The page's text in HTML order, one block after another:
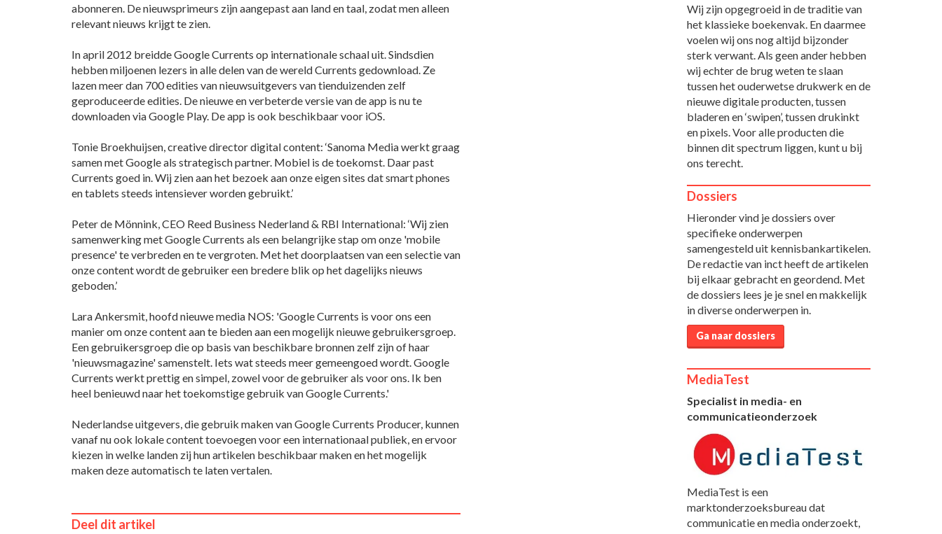
abonneren. De nieuwsprimeurs zijn aangepast aan land en taal, zodat men alleen
relevant nieuws krijgt te zien.
In april 2012 breidde Google Currents op internationale schaal uit. Sindsdien
hebben miljoenen lezers in alle delen van de wereld Currents gedownload. Ze
lazen meer dan 700 edities van nieuwsuitgevers van tienduizenden zelf
geproduceerde edities. De nieuwe en verbeterde versie van de app is nu te
downloaden via Google Play. De app is ook beschikbaar voor iOS.
Tonie Broekhuijsen, creative director digital content: ‘Sanoma Media werkt graag
samen met Google als strategisch partner. Mobiel is de toekomst. Daar past
Currents goed in. Wij zien aan het bezoek aan onze eigen sites dat smart phones
en tablets steeds intensiever worden gebruikt.’
Peter de Mönnink, CEO Reed Business Nederland & RBI International: ‘Wij zien
samenwerking met Google Currents als een belangrijke stap om onze 'mobile
presence' te verbreden en te vergroten. Met het doorplaatsen van een selectie van
onze content wordt de gebruiker een bredere blik op het dagelijks nieuws
geboden.’
Lara Ankersmit, hoofd nieuwe media NOS: 'Google Currents is voor ons een
manier om onze content aan te bieden aan een mogelijk nieuwe gebruikersgroep.
Een gebruikersgroep die op basis van beschikbare bronnen zelf zijn of haar
'nieuwsmagazine' samenstelt. Iets wat steeds meer gemeengoed wordt. Google
Currents werkt prettig en simpel, zowel voor de gebruiker als voor ons. Ik ben
heel benieuwd naar het toekomstige gebruik van Google Currents.'
Nederlandse uitgevers, die gebruik maken van Google Currents Producer, kunnen
vanaf nu ook lokale content toevoegen voor een internationaal publiek, en ervoor
kiezen in welke landen zij hun artikelen beschikbaar maken en het mogelijk
maken deze automatisch te laten vertalen.
Deel dit artikel
Wij zijn opgegroeid in de traditie van
het klassieke boekenvak. En daarmee
voelen wij ons nog altijd bijzonder
sterk verwant. Als geen ander hebben
wij echter de brug weten te slaan
tussen het ouderwetse drukwerk en de
nieuwe digitale producten, tussen
bladeren en ‘swipen’, tussen drukinkt
en pixels. Voor alle producten die
binnen dit spectrum liggen, kunt u bij
ons terecht.
Dossiers
Hieronder vind je dossiers over
specifieke onderwerpen
samengesteld uit kennisbankartikelen.
De redactie van inct heeft de artikelen
bij elkaar gebracht en geordend. Met
de dossiers lees je je snel en makkelijk
in diverse onderwerpen in.
Ga naar dossiers
MediaTest
Specialist in media- en
communicatieonderzoek
MediaTest is een
marktonderzoeksbureau dat
communicatie en media onderzoekt,